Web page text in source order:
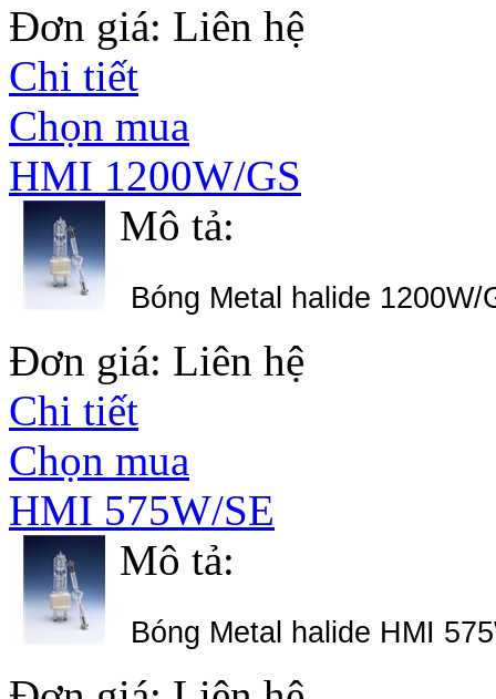
Đơn giá: Liên hệ
Chi tiết
Chọn mua
HMI 1200W/GS
Mô tả:
Bóng Metal halide
Đơn giá: Liên hệ
Chi tiết
Chọn mua
HMI 575W/SE
Mô tả:
Bóng Metal halide HMI